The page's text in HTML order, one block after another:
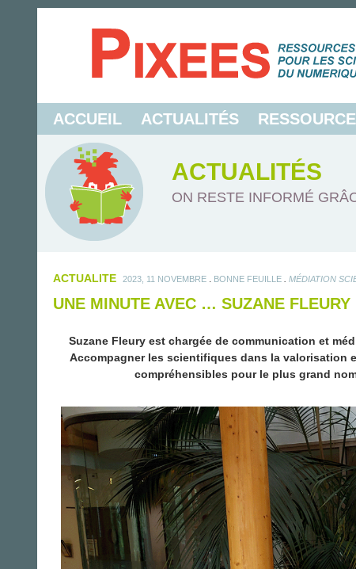
ACCUEIL ACTUALITÉS
ACTUALITÉS
ON RESTE INFORMÉ
ACTUALITE 2023, 11 NOVEMBRE BONNE FEUILLE MÉDIATION
UNE MINUTE AVEC … SUZANE FLEURY
Suzane Fleury est chargée de communication et
Accompagner les scientifiques dans la valorisation
compréhensibles pour le plus grand